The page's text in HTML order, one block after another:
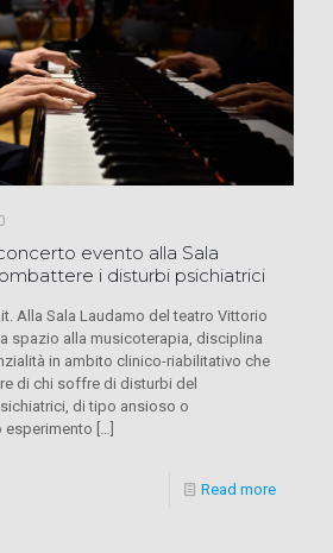
evento alla Sala
i disturbi psichiatrici
Alla Sala Laudamo del teatro Vittorio
spazio alla musicoterapia, disciplina
in ambito clinico-riabilitativo che
di chi soffre di disturbi del
di tipo ansioso o
esperimento […]
Read more